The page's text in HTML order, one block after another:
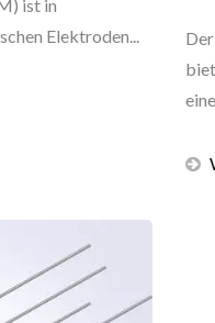
ist in
Elektroden...